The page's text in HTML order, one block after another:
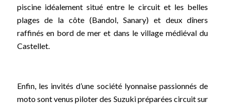
piscine idéalement situé entre le circuit et les belles
plages de la côte (Bandol, Sanary) et deux dîners
raffinés en bord de mer et dans le village médiéval du
Castellet.
Enfin, les invités d’une société lyonnaise passionnés de
moto sont venus piloter des Suzuki préparées circuit sur